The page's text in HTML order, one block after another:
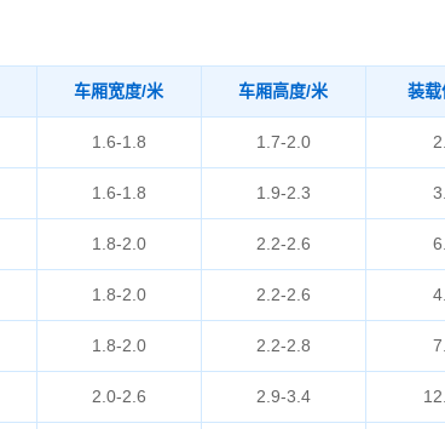
车厢宽度/米 车厢高度/米 装载
1.6-1.8 1.7-2.0
1.6-1.8 1.9-2.3
1.8-2.0 2.2-2.6
1.8-2.0 2.2-2.6
1.8-2.0 2.2-2.8
2.0-2.6 2.9-3.4